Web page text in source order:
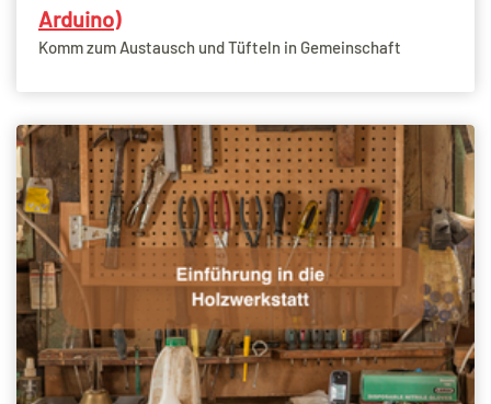
Arduino)
Komm zum Austausch und Tüfteln in Gemeinschaft